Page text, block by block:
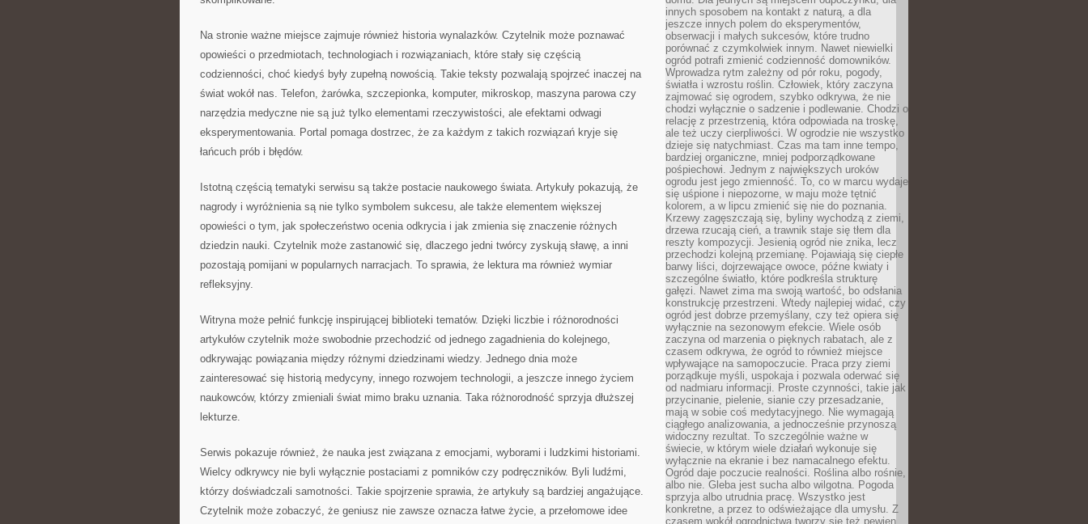
Na stronie ważne miejsce zajmuje również historia wynalazków. Czytelnik może poznawać
opowieści o przedmiotach, technologiach i rozwiązaniach, które stały się częścią
codzienności, choć kiedyś były zupełną nowością. Takie teksty pozwalają spojrzeć inaczej na
świat wokół nas. Telefon, żarówka, szczepionka, komputer, mikroskop, maszyna parowa czy
narzędzia medyczne nie są już tylko elementami rzeczywistości, ale efektami odwagi
eksperymentowania. Portal pomaga dostrzec, że za każdym z takich rozwiązań kryje się
łańcuch prób i błędów.
Istotną częścią tematyki serwisu są także postacie naukowego świata. Artykuły pokazują, że
nagrody i wyróżnienia są nie tylko symbolem sukcesu, ale także elementem większej
opowieści o tym, jak społeczeństwo ocenia odkrycia i jak zmienia się znaczenie różnych
dziedzin nauki. Czytelnik może zastanowić się, dlaczego jedni twórcy zyskują sławę, a inni
pozostają pomijani w popularnych narracjach. To sprawia, że lektura ma również wymiar
refleksyjny.
Witryna może pełnić funkcję inspirującej biblioteki tematów. Dzięki liczbie i różnorodności
artykułów czytelnik może swobodnie przechodzić od jednego zagadnienia do kolejnego,
odkrywając powiązania między różnymi dziedzinami wiedzy. Jednego dnia może
zainteresować się historią medycyny, innego rozwojem technologii, a jeszcze innego życiem
naukowców, którzy zmieniali świat mimo braku uznania. Taka różnorodność sprzyja dłuższej
lekturze.
Serwis pokazuje również, że nauka jest związana z emocjami, wyborami i ludzkimi historiami.
Wielcy odkrywcy nie byli wyłącznie postaciami z pomników czy podręczników. Byli ludźmi,
którzy doświadczali samotności. Takie spojrzenie sprawia, że artykuły są bardziej angażujące.
Czytelnik może zobaczyć, że geniusz nie zawsze oznacza łatwe życie, a przełomowe idee
innych sposobem na kontakt z naturą, a dla
jeszcze innych polem do eksperymentów,
obserwacji i małych sukcesów, które trudno
porównać z czymkolwiek innym. Nawet niewielki
ogród potrafi zmienić codzienność domowników.
Wprowadza rytm zależny od pór roku, pogody,
światła i wzrostu roślin. Człowiek, który zaczyna
zajmować się ogrodem, szybko odkrywa, że nie
chodzi wyłącznie o sadzenie i podlewanie. Chodzi o
relację z przestrzenią, która odpowiada na troskę,
ale też uczy cierpliwości. W ogrodzie nie wszystko
dzieje się natychmiast. Czas ma tam inne tempo,
bardziej organiczne, mniej podporządkowane
pośpiechowi. Jednym z największych uroków
ogrodu jest jego zmienność. To, co w marcu wydaje
się uśpione i niepozorne, w maju może tętnić
kolorem, a w lipcu zmienić się nie do poznania.
Krzewy zagęszczają się, byliny wychodzą z ziemi,
drzewa rzucają cień, a trawnik staje się tłem dla
reszty kompozycji. Jesienią ogród nie znika, lecz
przechodzi kolejną przemianę. Pojawiają się ciepłe
barwy liści, dojrzewające owoce, późne kwiaty i
szczególne światło, które podkreśla strukturę
gałęzi. Nawet zima ma swoją wartość, bo odsłania
konstrukcję przestrzeni. Wtedy najlepiej widać, czy
ogród jest dobrze przemyślany, czy też opiera się
wyłącznie na sezonowym efekcie. Wiele osób
zaczyna od marzenia o pięknych rabatach, ale z
czasem odkrywa, że ogród to również miejsce
wpływające na samopoczucie. Praca przy ziemi
porządkuje myśli, uspokaja i pozwala oderwać się
od nadmiaru informacji. Proste czynności, takie jak
przycinanie, pielenie, sianie czy przesadzanie,
mają w sobie coś medytacyjnego. Nie wymagają
ciągłego analizowania, a jednocześnie przynoszą
widoczny rezultat. To szczególnie ważne w
świecie, w którym wiele działań wykonuje się
wyłącznie na ekranie i bez namacalnego efektu.
Ogród daje poczucie realności. Roślina albo rośnie,
albo nie. Gleba jest sucha albo wilgotna. Pogoda
sprzyja albo utrudnia pracę. Wszystko jest
konkretne, a przez to odświeżające dla umysłu. Z
czasem wokół ogrodnictwa tworzy się też pewien